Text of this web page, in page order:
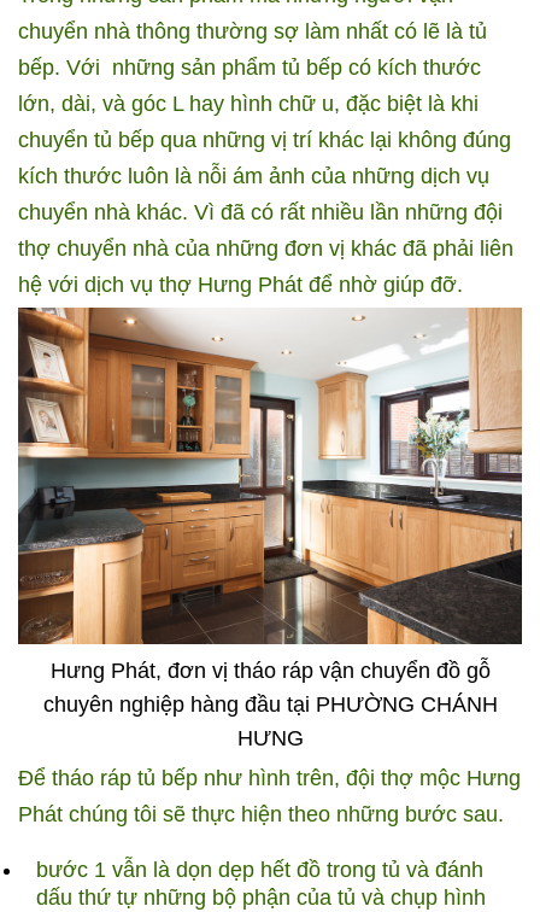
chuyển nhà thông thường sợ làm nhất có lẽ là tủ
bếp. Với những sản phẩm tủ bếp có kích thước
lớn, dài, và góc L hay hình chữ u, đặc biệt là khi
chuyển tủ bếp qua những vị trí khác lại không đúng
kích thước luôn là nỗi ám ảnh của những dịch vụ
chuyển nhà khác. Vì đã có rất nhiều lần những đội
thợ chuyển nhà của những đơn vị khác đã phải liên
hệ với dịch vụ thợ Hưng Phát để nhờ giúp đỡ.
Hưng Phát, đơn vị tháo ráp vận chuyển đồ gỗ
chuyên nghiệp hàng đầu tại PHƯỜNG CHÁNH
HƯNG
Để tháo ráp tủ bếp như hình trên, đội thợ mộc Hưng
Phát chúng tôi sẽ thực hiện theo những bước sau.
bước 1 vẫn là dọn dẹp hết đồ trong tủ và đánh
dấu thứ tự những bộ phận của tủ và chụp hình